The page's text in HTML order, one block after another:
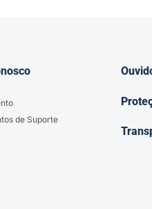
de Suporte